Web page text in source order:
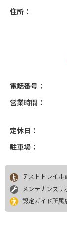
住所：
電話番号：
営業時間：
定休日：
駐車場：
テストトレイル
メンテナンスサ
認定ガイド所属